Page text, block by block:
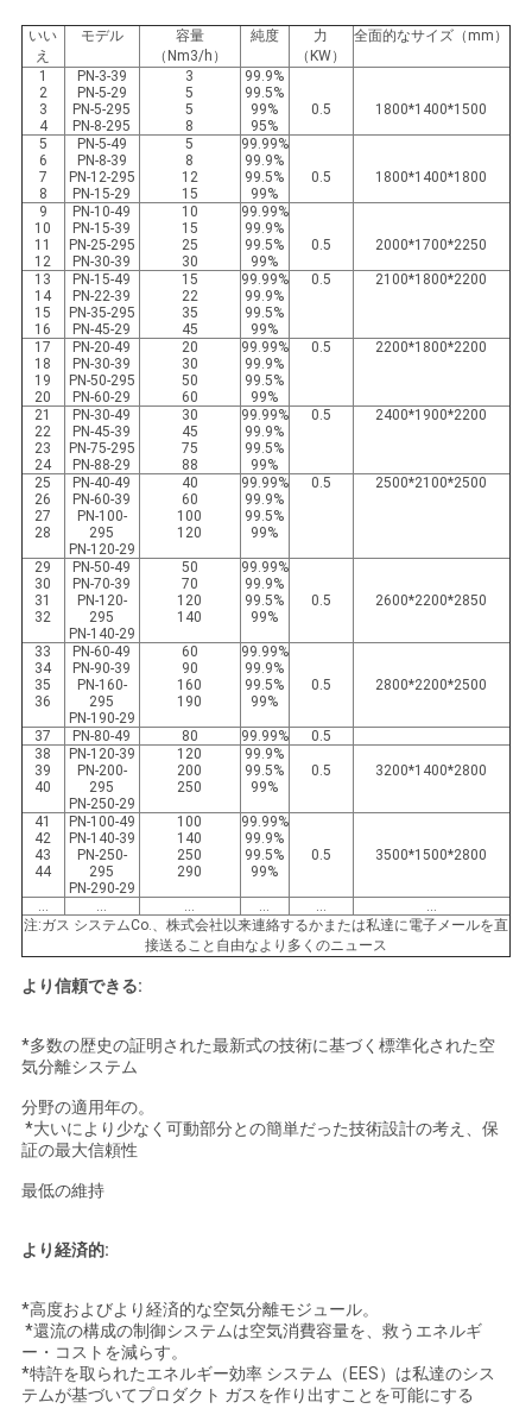
いい
え
モデル
容量
（Nm3/h）
純度
力
（KW）
全面的なサイズ（mm）
1
2
3
4
PN-3-39
PN-5-29
PN-5-295
PN-8-295
3
5
5
8
99.9%
99.5%
99%
95%
0.5 1800*1400*1500
5
6
7
8
PN-5-49
PN-8-39
PN-12-295
PN-15-29
5
8
12
15
99.99%
99.9%
99.5%
99%
0.5 1800*1400*1800
9
10
11
12
PN-10-49
PN-15-39
PN-25-295
PN-30-39
10
15
25
30
99.99%
99.9%
99.5%
99%
0.5 2000*1700*2250
13
14
15
16
PN-15-49
PN-22-39
PN-35-295
PN-45-29
15
22
35
45
99.99%
99.9%
99.5%
99%
0.5 2100*1800*2200
17
18
19
20
PN-20-49
PN-30-39
PN-50-295
PN-60-29
20
30
50
60
99.99%
99.9%
99.5%
99%
0.5 2200*1800*2200
21
22
23
24
PN-30-49
PN-45-39
PN-75-295
PN-88-29
30
45
75
88
99.99%
99.9%
99.5%
99%
0.5 2400*1900*2200
25
26
27
28
PN-40-49
PN-60-39
PN-100-
295
PN-120-29
40
60
100
120
99.99%
99.9%
99.5%
99%
0.5 2500*2100*2500
29
30
31
32
PN-50-49
PN-70-39
PN-120-
295
PN-140-29
50
70
120
140
99.99%
99.9%
99.5%
99%
0.5 2600*2200*2850
33
34
35
36
PN-60-49
PN-90-39
PN-160-
295
PN-190-29
60
90
160
190
99.99%
99.9%
99.5%
99%
0.5 2800*2200*2500
37 PN-80-49 80 99.99%
0.5
38
39
40
PN-120-39
PN-200-
295
PN-250-29
120
200
250
99.9%
99.5%
99%
0.5 3200*1400*2800
41
42
43
44
PN-100-49
PN-140-39
PN-250-
295
PN-290-29
100
140
250
290
99.99%
99.9%
99.5%
99%
0.5 3500*1500*2800
… … … … …
…
注:ガス システムCo.、株式会社以来連絡するかまたは私達に電子メールを直
接送ること自由なより多くのニュース
より信頼できる:
*多数の歴史の証明された最新式の技術に基づく標準化された空
気分離システム
分野の適用年の。
*大いにより少なく可動部分との簡単だった技術設計の考え、保
証の最大信頼性
最低の維持
より経済的:
*高度およびより経済的な空気分離モジュール。
*還流の構成の制御システムは空気消費容量を、救うエネルギ
ー・コストを減らす。
*特許を取られたエネルギー効率 システム（EES）は私達のシス
テムが基づいてプロダクト ガスを作り出すことを可能にする